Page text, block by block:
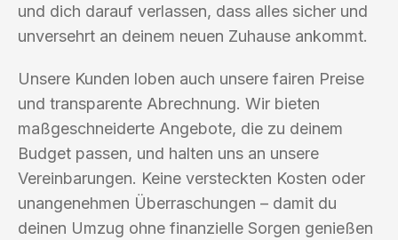
und dich darauf verlassen, dass alles sicher und
unversehrt an deinem neuen Zuhause ankommt.
Unsere Kunden loben auch unsere fairen Preise
und transparente Abrechnung. Wir bieten
maßgeschneiderte Angebote, die zu deinem
Budget passen, und halten uns an unsere
Vereinbarungen. Keine versteckten Kosten oder
unangenehmen Überraschungen – damit du
deinen Umzug ohne finanzielle Sorgen genießen